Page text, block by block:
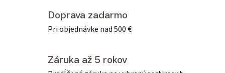
Doprava zadarmo
Pri objednávke nad 500 €
Záruka až 5 rokov